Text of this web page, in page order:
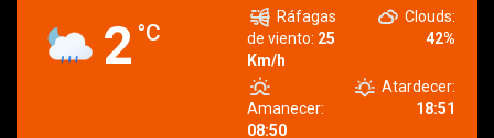
2 °C
Ráfagas
de viento: 25
Km/h
Clouds:
42%
Amanecer:
08:50
Atardecer:
18:51